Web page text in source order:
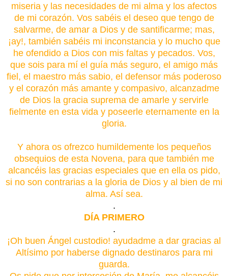
miseria y las necesidades de mi alma y los afectos
de mi corazón. Vos sabéis el deseo que tengo de
salvarme, de amar a Dios y de santificarme; mas,
¡ay!, también sabéis mi inconstancia y lo mucho que
he ofendido a Dios con mis faltas y pecados. Vos,
que sois para mí el guía más seguro, el amigo más
fiel, el maestro más sabio, el defensor más poderoso
y el corazón más amante y compasivo, alcanzadme
de Dios la gracia suprema de amarle y servirle
fielmente en esta vida y poseerle eternamente en la
gloria.
Y ahora os ofrezco humildemente los pequeños
obsequios de esta Novena, para que también me
alcancéis las gracias especiales que en ella os pido,
si no son contrarias a la gloria de Dios y al bien de mi
alma. Así sea.
.
DÍA PRIMERO
.
¡Oh buen Ángel custodio! ayudadme a dar gracias al
Altísimo por haberse dignado destinaros para mi
guarda.